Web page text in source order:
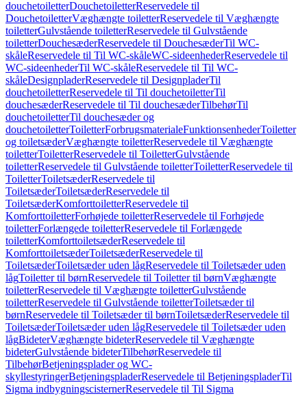
douchetoiletterDouchetoiletterReservedele til
DouchetoiletterVæghængte toiletterReservedele til Væghængte
toiletterGulvstående toiletterReservedele til Gulvstående
toiletterDouchesæderReservedele til DouchesæderTil WC-
skåleReservedele til Til WC-skåleWC-sideenhederReservedele til
WC-sideenhederTil WC-skåleReservedele til Til WC-
skåleDesignpladerReservedele til DesignpladerTil
douchetoiletterReservedele til Til douchetoiletterTil
douchesæderReservedele til Til douchesæderTilbehørTil
douchetoiletterTil douchesæder og
douchetoiletterToiletterForbrugsmaterialeFunktionsenhederToiletter
og toiletsæderVæghængte toiletterReservedele til Væghængte
toiletterToiletterReservedele til ToiletterGulvstående
toiletterReservedele til Gulvstående toiletterToiletterReservedele til
ToiletterToiletsæderReservedele til
ToiletsæderToiletsæderReservedele til
ToiletsæderKomforttoiletterReservedele til
KomforttoiletterForhøjede toiletterReservedele til Forhøjede
toiletterForlængede toiletterReservedele til Forlængede
toiletterKomforttoiletsæderReservedele til
KomforttoiletsæderToiletsæderReservedele til
ToiletsæderToiletsæder uden lågReservedele til Toiletsæder uden
lågToiletter til børnReservedele til Toiletter til børnVæghængte
toiletterReservedele til Væghængte toiletterGulvstående
toiletterReservedele til Gulvstående toiletterToiletsæder til
børnReservedele til Toiletsæder til børnToiletsæderReservedele til
ToiletsæderToiletsæder uden lågReservedele til Toiletsæder uden
lågBideterVæghængte bideterReservedele til Væghængte
bideterGulvstående bideterTilbehørReservedele til
TilbehørBetjeningsplader og WC-
skyllestyringerBetjeningspladerReservedele til BetjeningspladerTil
Sigma indbygningscisternerReservedele til Til Sigma